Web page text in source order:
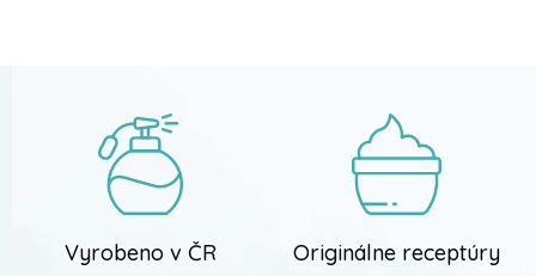
Vyrobeno v ČR Originálne receptúry